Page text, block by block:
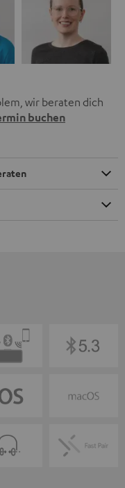
wir beraten dich
buchen